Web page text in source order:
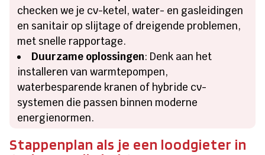
checken we je cv-ketel, water- en gasleidingen
en sanitair op slijtage of dreigende problemen,
met snelle rapportage.
Duurzame oplossingen: Denk aan het
installeren van warmtepompen,
waterbesparende kranen of hybride cv-
systemen die passen binnen moderne
energienormen.
Stappenplan als je een loodgieter in